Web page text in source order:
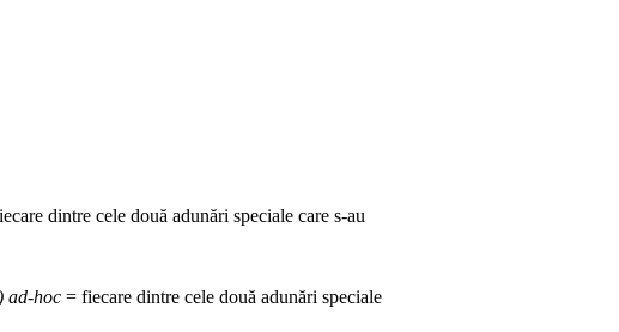
dintre cele două adunări speciale care s-au
ad-hoc = fiecare dintre cele două adunări speciale